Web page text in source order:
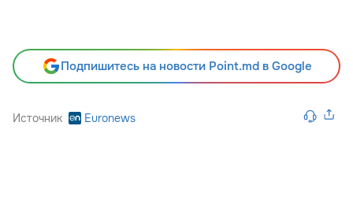
Подпишитесь на новости Point.md в Google
Источник Euronews